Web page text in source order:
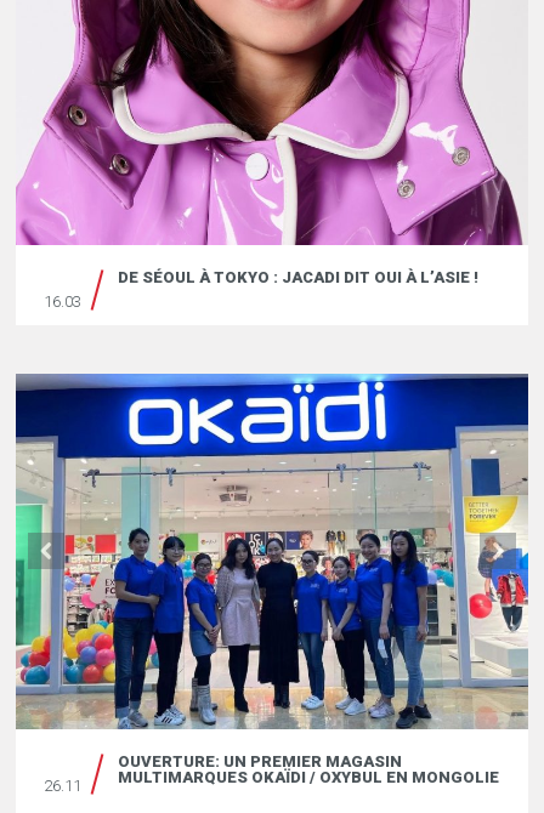
16.03
DE SÉOUL À TOKYO : JACADI DIT OUI À L’ASIE !
26.11
OUVERTURE: UN PREMIER MAGASIN
MULTIMARQUES OKAÏDI / OXYBUL EN MONGOLIE